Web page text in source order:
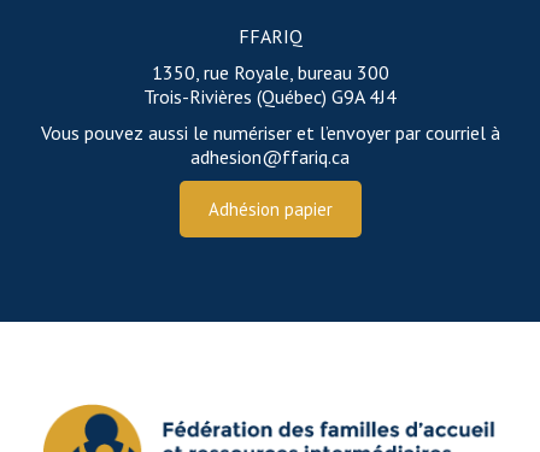
FFARIQ
1350, rue Royale, bureau 300
Trois-Rivières (Québec) G9A 4J4
Vous pouvez aussi le numériser et l’envoyer par courriel à
adhesion@ffariq.ca
Adhésion papier